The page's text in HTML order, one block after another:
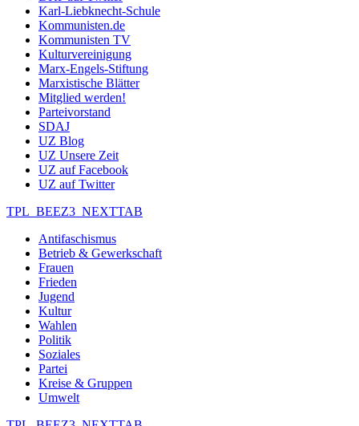
Karl-Liebknecht-Schule
Kommunisten.de
Kommunisten TV
Kulturvereinigung
Marx-Engels-Stiftung
Marxistische Blätter
Mitglied werden!
Parteivorstand
SDAJ
UZ Blog
UZ Unsere Zeit
UZ auf Facebook
UZ auf Twitter
TPL_BEEZ3_NEXTTAB
Antifaschismus
Betrieb & Gewerkschaft
Frauen
Frieden
Jugend
Kultur
Wahlen
Politik
Soziales
Partei
Kreise & Gruppen
Umwelt